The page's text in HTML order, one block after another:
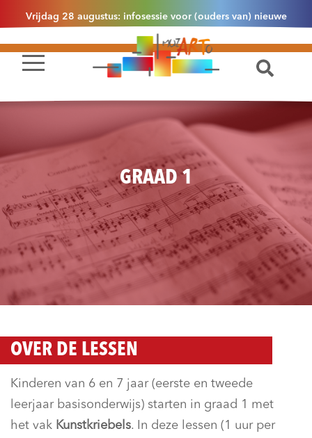
Vrijdag 28 augustus: infosessie voor (ouders van) nieuwe
leerlingen 2.1 om 13u30 in Essen
GRAAD 1
OVER DE LESSEN
Kinderen van 6 en 7 jaar (eerste en tweede
leerjaar basisonderwijs) starten in graad 1 met
het vak Kunstkriebels. In deze lessen (1 uur per